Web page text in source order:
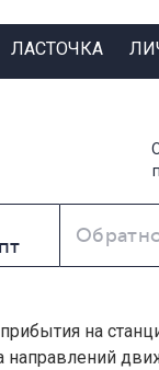
ЛАСТОЧКА
на
направлений